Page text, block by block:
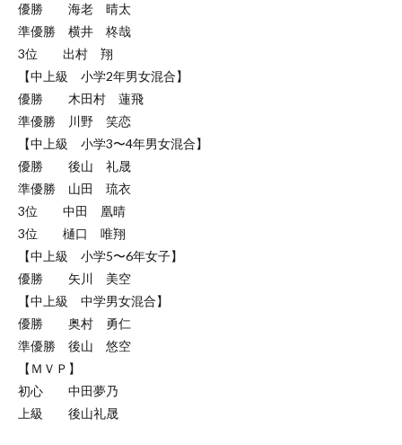
優勝 海老 晴太
準優勝 横井 柊哉
3位 出村 翔
【中上級 小学2年男女混合】
優勝 木田村 蓮飛
準優勝 川野 笑恋
【中上級 小学3〜4年男女混合】
優勝 後山 礼晟
準優勝 山田 琉衣
3位 中田 凰晴
3位 樋口 唯翔
【中上級 小学5〜6年女子】
優勝 矢川 美空
【中上級 中学男女混合】
優勝 奥村 勇仁
準優勝 後山 悠空
【ＭＶＰ】
初心 中田夢乃
上級 後山礼晟